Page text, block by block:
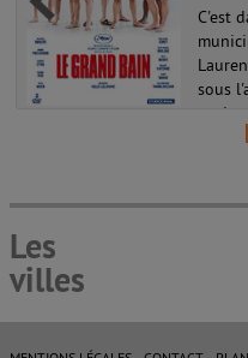
C'est
sous
se
Les
villes